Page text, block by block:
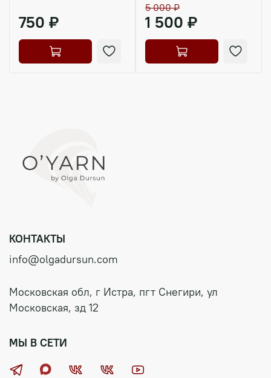
750 ₽
5 000 ₽
1 500 ₽
КОНТАКТЫ
info@olgadursun.com
Московская обл, г Истра, пгт Снегири, ул
Московская, зд 12
МЫ В СЕТИ